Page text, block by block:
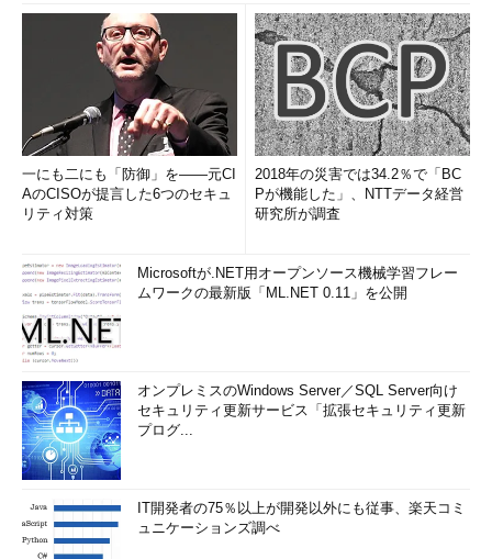
一にも二にも「防御」を――元CI
AのCISOが提言した6つのセキュ
リティ対策
2018年の災害では34.2％で「BC
Pが機能した」、NTTデータ経営
研究所が調査
Microsoftが.NET用オープンソース機械学習フレー
ムワークの最新版「ML.NET 0.11」を公開
オンプレミスのWindows Server／SQL Server向け
セキュリティ更新サービス「拡張セキュリティ更新
プログ...
IT開発者の75％以上が開発以外にも従事、楽天コミ
ュニケーションズ調べ